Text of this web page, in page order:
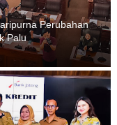
Perubahan
Palu